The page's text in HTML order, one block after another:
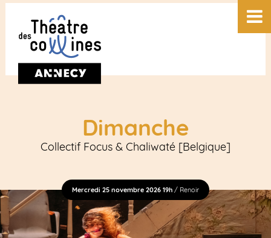
Dimanche
Collectif Focus & Chaliwaté [Belgique]
Mercredi 25 novembre 2026 19h / Renoir